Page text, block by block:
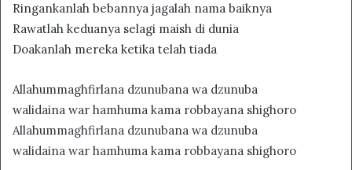
Ringankanlah bebannya jagalah nama baiknya
Rawatlah keduanya selagi maish di dunia
Doakanlah mereka ketika telah tiada
Allahummaghfirlana dzunubana wa dzunuba
walidaina war hamhuma kama robbayana shighoro
Allahummaghfirlana dzunubana wa dzunuba
walidaina war hamhuma kama robbayana shighoro